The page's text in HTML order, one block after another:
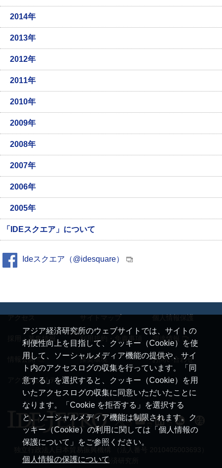
2014年
2013年
2012年
2011年
2010年
2009年
2008年
2007年
2006年
2005年
「IDEスクエア」について
Ideスクエア（@idesquare）
アジア経済研究所のウェブサイトでは、サイトの
利便性向上を目指して、クッキー（Cookie）を使
用して、ソーシャルメディア機能の提供や、サイ
ト内のアクセスログの収集を行っています。「同
意する」を選択すると、クッキー（Cookie）を用
いたアクセスログの収集に同意いただいたことに
なります。「Cookie を拒否する」を選択する
と、ソーシャルメディア機能は制限されます。ク
ッキー（Cookie）の利用に関しては「個人情報の
保護について」をご参照ください。
個人情報の保護について
アクセス サイトマップ 個人情報保護
採用・募集情報 利用規約・免責事項 調達情報
情報公開 推奨環境 お問い合わせ
アクセシビリティ
アジア経済研究所